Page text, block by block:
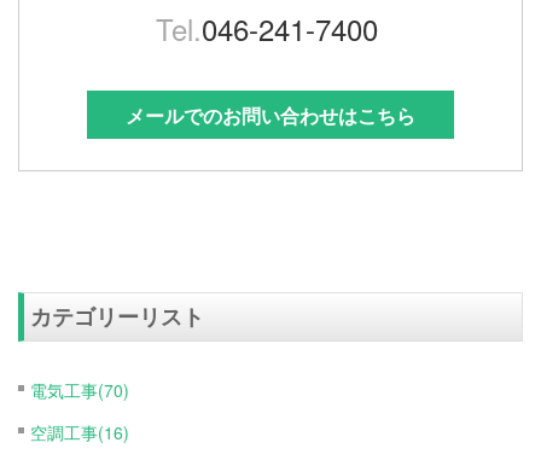
Tel.046-241-7400
メールでのお問い合わせはこちら
カテゴリーリスト
電気工事(70)
空調工事(16)